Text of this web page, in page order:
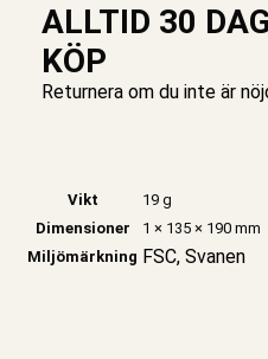
ALLTID 30
KÖP
Returnera om du inte är
Vikt
19 g
Dimensioner
1 × 135 × 190 mm
Miljömärkning FSC, Svanen